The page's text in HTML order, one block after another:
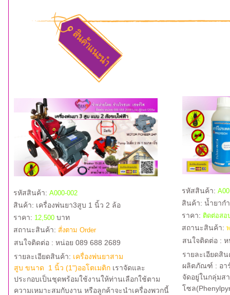
รหัสสินค้า: A000-002
สินค้า: เครื่องพ่นยา3สูบ 1 นิ้ว 2 ล้อ
ราคา: 12,500 บาท
สถานะสินค้า: สั่งตาม Order
สนใจติดต่อ : หน่อย 089 688 2689
รายละเอียดสินค้า: เครื่องพ่นยาสาม
สูบ ขนาด 1 นิ้ว (1")ออโตเมติก เราจัดและ
ประกอบเป็นชุดพร้อมใช้งานให้ท่านเลือกใช้ตาม
ความเหมาะสมกับงาน หรือลูกค้าจะนำเครื่องพวกนี้
รหัสสินค้า:
สินค้า: น้ำยาก
ราคา: ติดต่อส
สถานะสินค้า:
สนใจติดต่อ : ห
รายละเอียดสิ
ผลิตภัณฑ์ : อา
จัดอยู่ในกลุ่มส
โซล